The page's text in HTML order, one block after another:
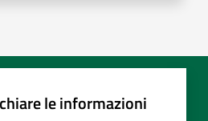
le informazioni